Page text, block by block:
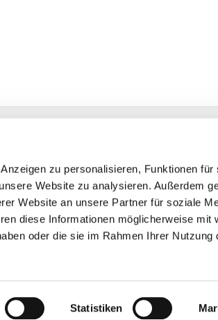
zu personalisieren, Funktionen für
Website zu analysieren. Außerdem
Website an unsere Partner für soziale
diese Informationen möglicherweise mit
oder die sie im Rahmen Ihrer Nutzung
Statistiken